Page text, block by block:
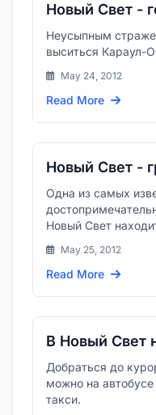
Новый Свет -
Неусыпным
выситься Караул-
May 24, 2012
Read More
Новый Свет -
Одна из самых
Новый Свет
склоне скалы
May 25, 2012
Read More
В Новый Свет
Добраться до
можно на
такси.